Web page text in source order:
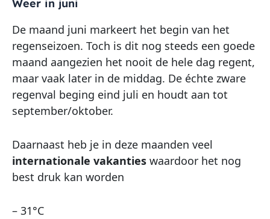
Weer in juni
De maand juni markeert het begin van het
regenseizoen. Toch is dit nog steeds een goede
maand aangezien het nooit de hele dag regent,
maar vaak later in de middag. De échte zware
regenval beging eind juli en houdt aan tot
september/oktober.
Daarnaast heb je in deze maanden veel
internationale vakanties waardoor het nog
best druk kan worden
– 31°C